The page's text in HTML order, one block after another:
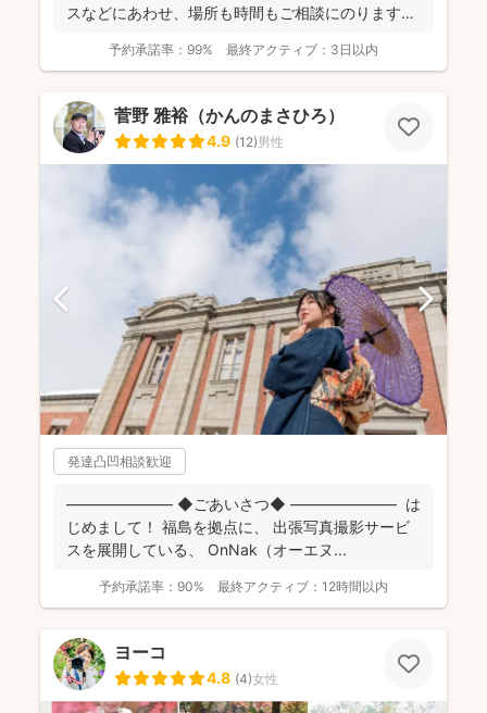
スなどにあわせ、場所も時間もご相談にのります。
予約承諾率： 99% 最終アクティブ： 3日以内
菅野 雅裕（かんのまさひろ）
4.9 (12)男性
発達凸凹相談歓迎
――――――― ◆ごあいさつ◆ ――――――― は
じめまして！ 福島を拠点に、 出張写真撮影サービ
スを展開している、 OnNak（オーエヌ...
予約承諾率： 90% 最終アクティブ： 12時間以内
ヨーコ
4.8 (4)女性